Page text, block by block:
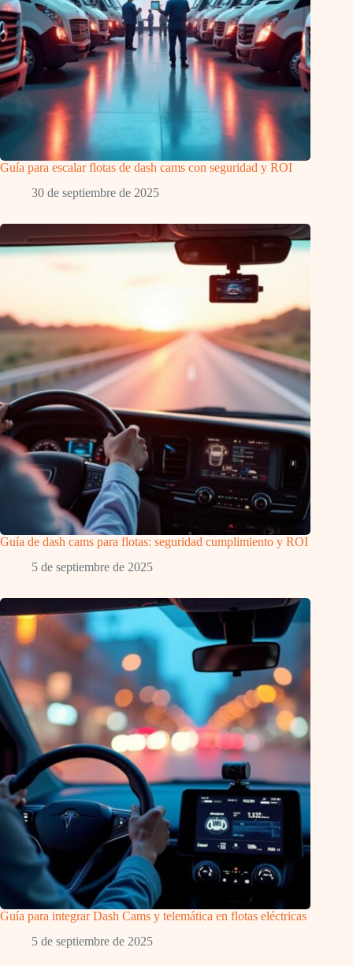
Guía para escalar flotas de dash cams con seguridad y ROI
30 de septiembre de 2025
Guía de dash cams para flotas: seguridad cumplimiento y ROI
5 de septiembre de 2025
Guía para integrar Dash Cams y telemática en flotas eléctricas
5 de septiembre de 2025